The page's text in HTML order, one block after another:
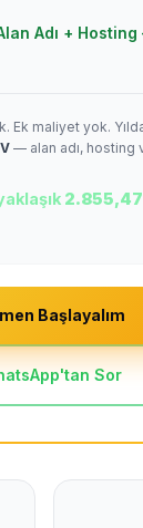
Adı + Hosting
Ek maliyet yok.
— alan adı, hosting
Başlayalım
Sor